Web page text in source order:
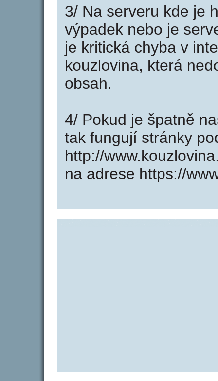
3/ Na serveru kde je
výpadek nebo je
je kritická chyba v
kouzlovina, která
obsah.
4/ Pokud je špatně
tak fungují stránky
http://
na adrese https://